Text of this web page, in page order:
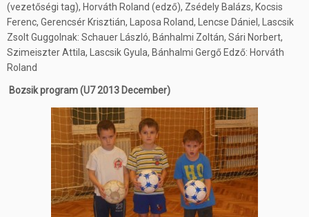
(vezetőségi tag), Horváth Roland (edző), Zsédely Balázs, Kocsis
Ferenc, Gerencsér Krisztián, Laposa Roland, Lencse Dániel, Lascsik
Zsolt Guggolnak: Schauer László, Bánhalmi Zoltán, Sári Norbert,
Szimeiszter Attila, Lascsik Gyula, Bánhalmi Gergő Edző: Horváth
Roland
Bozsik program (U7 2013 December)